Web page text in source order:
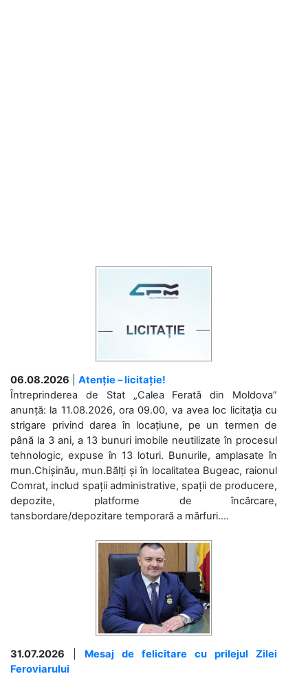
06.08.2026
Atenție – licitație!
Întreprinderea de Stat „Calea Ferată din Moldova”
anunță: la 11.08.2026, ora 09.00, va avea loc licitaţia cu
strigare privind darea în locațiune, pe un termen de
până la 3 ani, a 13 bunuri imobile neutilizate în procesul
tehnologic, expuse în 13 loturi. Bunurile, amplasate în
mun.Chișinău, mun.Bălți și în localitatea Bugeac, raionul
Comrat, includ spații administrative, spații de producere,
depozite, platforme de încărcare,
tansbordare/depozitare temporară a mărfuri....
31.07.2026
Mesaj de felicitare cu prilejul Zilei
Feroviarului